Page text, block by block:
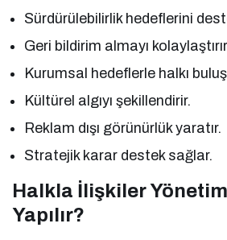
Sürdürülebilirlik hedeflerini
Geri bildirim almayı
Kurumsal hedeflerle halkı
Kültürel algıyı şekillendirir.
Reklam dışı görünürlük yaratır.
Stratejik karar destek sağlar.
Halkla İlişkiler
Yapılır?